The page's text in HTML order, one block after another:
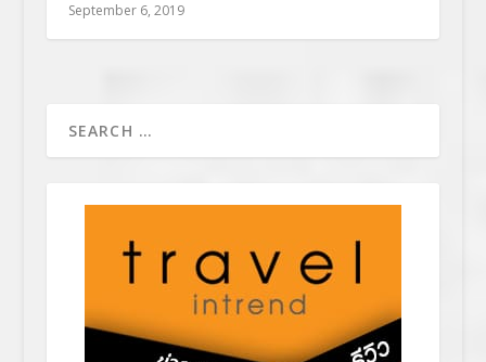
September 6, 2019